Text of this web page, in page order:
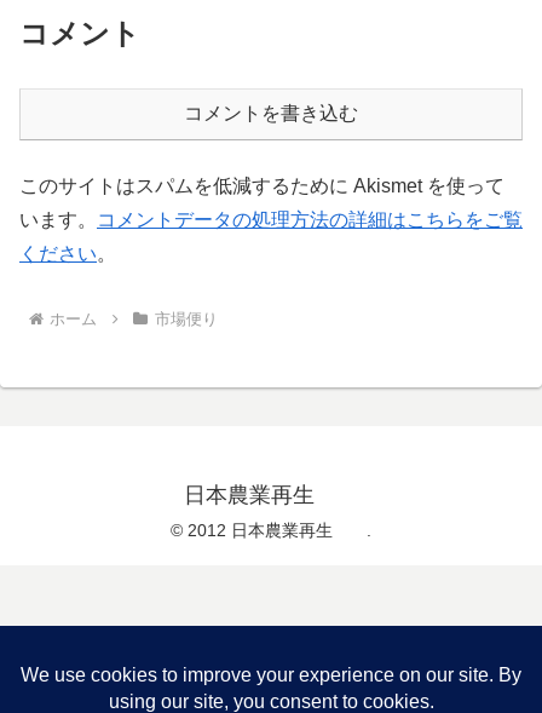
コメント
コメントを書き込む
このサイトはスパムを低減するために Akismet を使って
います。
コメントデータの処理方法の詳細はこちらをご覧
ください。
ホーム 市場便り
日本農業再生
© 2012 日本農業再生 .